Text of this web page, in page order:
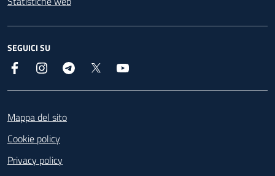
SEGUICI SU
Facebook InstagramTelegram
Mappa del sito
Cookie policy
Privacy policy